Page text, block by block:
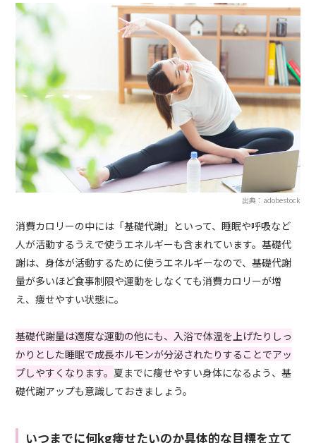
出典：adobestock
消費カロリーの中には「基礎代謝」といって、睡眠や呼吸など
人が活動するうえで使うエネルギーも含まれています。基礎代
謝は、身体が活動するために使うエネルギーなので、基礎代謝
量が多いほど食事制限や運動をしなくても消費カロリーが増
え、痩せやすい状態に。
基礎代謝量は適度な運動の他にも、入浴で体温を上げたりしっ
かりとした睡眠で成長ホルモンが分泌されたりすることでアッ
プしやすくなります。 夏までに痩せやすい身体になるよう、基
礎代謝アップも意識しておきましょう。
いつまでに何kg痩せたいのか具体的な目標を立て